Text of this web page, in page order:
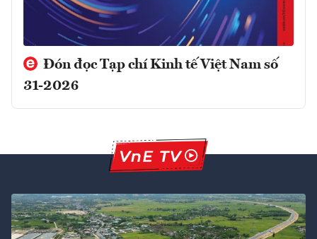
Đón đọc Tạp chí Kinh tế Việt Nam số
31-2026